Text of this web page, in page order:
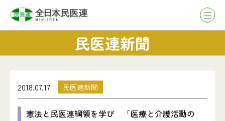
民医連新聞
2018.07.17 民医連新聞
憲法と民医連綱領を学び 「医療と介護活動の